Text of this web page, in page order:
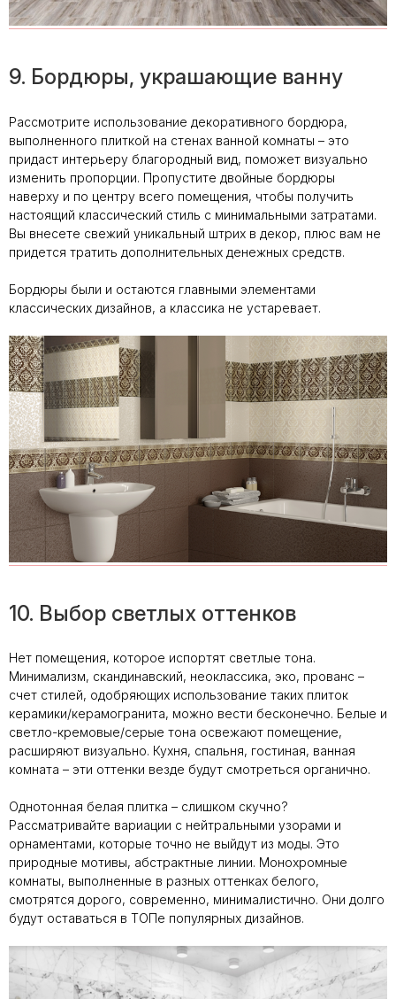
9. Бордюры, украшающие ванну
Рассмотрите использование декоративного бордюра,
выполненного плиткой на стенах ванной комнаты – это
придаст интерьеру благородный вид, поможет визуально
изменить пропорции. Пропустите двойные бордюры
наверху и по центру всего помещения, чтобы получить
настоящий классический стиль с минимальными затратами.
Вы внесете свежий уникальный штрих в декор, плюс вам не
придется тратить дополнительных денежных средств.
Бордюры были и остаются главными элементами
классических дизайнов, а классика не устаревает.
10. Выбор светлых оттенков
Нет помещения, которое испортят светлые тона.
Минимализм, скандинавский, неоклассика, эко, прованс –
счет стилей, одобряющих использование таких плиток
керамики/керамогранита, можно вести бесконечно. Белые и
светло-кремовые/серые тона освежают помещение,
расширяют визуально. Кухня, спальня, гостиная, ванная
комната – эти оттенки везде будут смотреться органично.
Однотонная белая плитка – слишком скучно?
Рассматривайте вариации с нейтральными узорами и
орнаментами, которые точно не выйдут из моды. Это
природные мотивы, абстрактные линии. Монохромные
комнаты, выполненные в разных оттенках белого,
смотрятся дорого, современно, минималистично. Они долго
будут оставаться в ТОПе популярных дизайнов.